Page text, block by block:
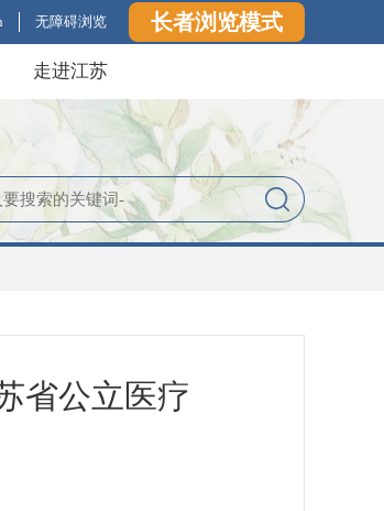
无障碍浏览 长者浏览模式
走进江苏
省公立医疗